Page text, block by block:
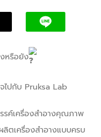
หรือยัง
จไปกับ Pruksa Lab
รค์เครื่องสำอางคุณภาพ
ลิตเครื่องสำอางแบบครบ